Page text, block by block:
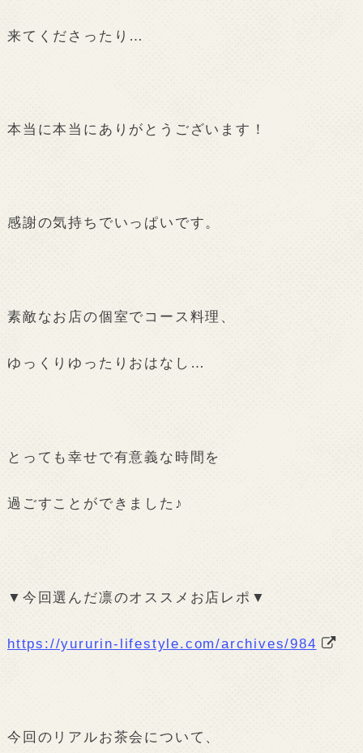
来てくださったり…
本当に本当にありがとうございます！
感謝の気持ちでいっぱいです。
素敵なお店の個室でコース料理、
ゆっくりゆったりおはなし…
とっても幸せで有意義な時間を
過ごすことができました♪
▼今回選んだ凛のオススメお店レポ▼
https://yururin-lifestyle.com/archives/984
今回のリアルお茶会について、